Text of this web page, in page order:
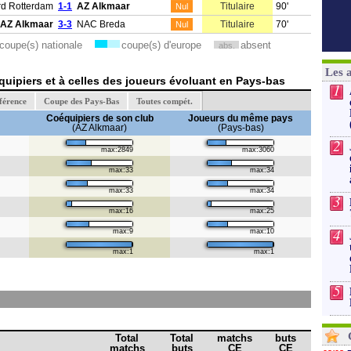
Rotterdam 1-1 AZ Alkmaar Nul Titulaire
90'
AZ Alkmaar 3-3 NAC Breda Nul Titulaire 70'
coupe(s) nationale coupe(s) d'europe abs. absent
et à celles des joueurs évoluant en Pays-bas
Coupe des Pays-Bas Toutes compét.
Coéquipiers de son club
(AZ Alkmaar)
Joueurs du même pays
(Pays-bas)
max:2849 max:3060
max:33 max:34
max:33 max:34
max:16 max:25
max:9 max:10
max:1 max:1
Total
matchs
Total
buts
matchs
CE
buts
CE
Les
1
2
3
4
5